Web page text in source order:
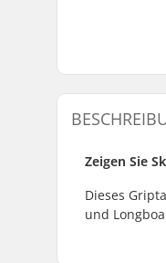
Zeigen Sie
Dieses
und